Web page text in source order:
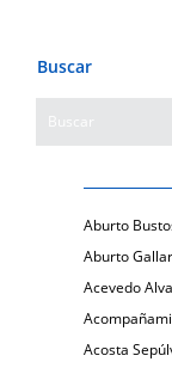
Buscar
Aburto
Aburto
Acevedo
Acosta